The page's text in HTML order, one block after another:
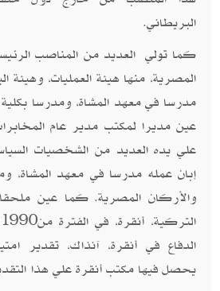
البريطاني.
كما تولي العديد من المناصب
المصرية، منها هيئة العمليات، وهيئة
مدرسا في معهد المشاة، ومدرسا
عين مديرا لمكتب مدير عام
علي يده العديد من الشخصيات
إبان عمله مدرسا في معهد المشاة،
والأركان المصرية. كما عين
الدفاع في أنقرة، آنذاك، تقدير
يحصل فيها مكتب أنقرة علي هذا